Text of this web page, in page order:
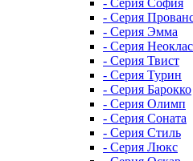
- Серия София
- Серия
- Серия Эмма
- Серия
- Серия Твист
- Серия Турин
- Серия Барокко
- Серия Олимп
- Серия Соната
- Серия Стиль
- Серия Люкс